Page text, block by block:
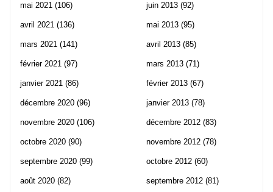
mai 2021 (106)
avril 2021 (136)
mars 2021 (141)
février 2021 (97)
janvier 2021 (86)
décembre 2020 (96)
novembre 2020 (106)
octobre 2020 (90)
septembre 2020 (99)
août 2020 (82)
juin 2013 (92)
mai 2013 (95)
avril 2013 (85)
mars 2013 (71)
février 2013 (67)
janvier 2013 (78)
décembre 2012 (83)
novembre 2012 (78)
octobre 2012 (60)
septembre 2012 (81)